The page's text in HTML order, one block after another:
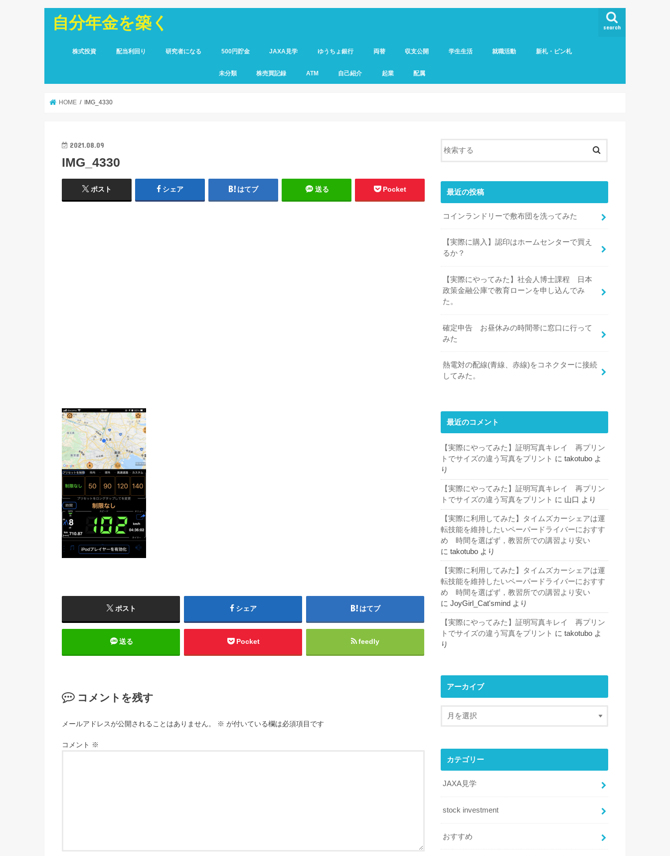
自分年金を築く search
株式投資 配当利回り 研究者になる 500円貯金 JAXA見学 ゆうちょ銀行 両替 収支公開 学生生活 就職活動 新札・ピン札
未分類 株売買記録 ATM 自己紹介 起業 配属
HOME IMG_4330
2021.08.09
IMG_4330
ポスト シェア はてブ 送る Pocket
ポスト シェア はてブ
送る Pocket feedly
コメントを残す
メールアドレスが公開されることはありません。 ※ が付いている欄は必須項目です
コメント ※
最近の投稿
コインランドリーで敷布団を洗ってみた
【実際に購入】認印はホームセンターで買え
るか？
【実際にやってみた】社会人博士課程 日本
政策金融公庫で教育ローンを申し込んでみ
た。
確定申告 お昼休みの時間帯に窓口に行って
みた
熱電対の配線(青線、赤線)をコネクターに接続
してみた。
最近のコメント
【実際にやってみた】証明写真キレイ 再プリン
トでサイズの違う写真をプリント に takotubo よ
り
【実際にやってみた】証明写真キレイ 再プリン
トでサイズの違う写真をプリント に 山口 より
【実際に利用してみた】タイムズカーシェアは運
転技能を維持したいペーパードライバーにおすす
め 時間を選ばず，教習所での講習より安い
に takotubo より
【実際に利用してみた】タイムズカーシェアは運
転技能を維持したいペーパードライバーにおすす
め 時間を選ばず，教習所での講習より安い
に JoyGirl_Cat'smind より
【実際にやってみた】証明写真キレイ 再プリン
トでサイズの違う写真をプリント に takotubo よ
り
アーカイブ
カテゴリー
JAXA見学
stock investment
おすすめ